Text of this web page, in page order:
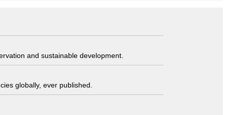
and sustainable development.
globally, ever published.